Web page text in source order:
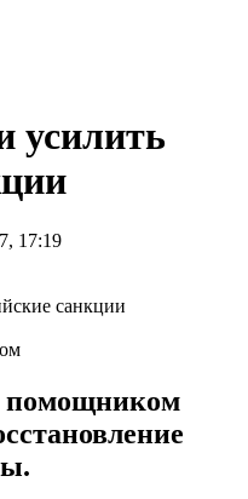
17:19
помощником